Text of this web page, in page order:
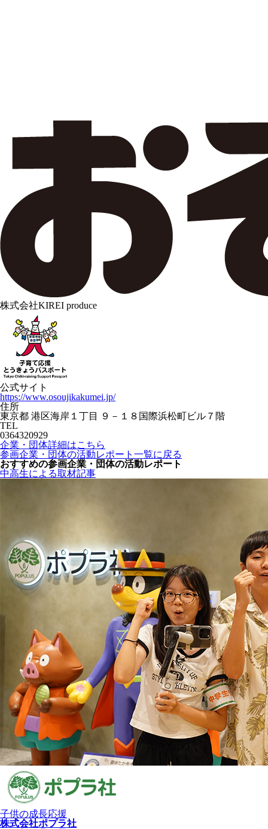
株式会社KIREI produce
公式サイト
https://www.osoujikakumei.jp/
住所
東京都 港区海岸１丁目 ９－１８国際浜松町ビル７階
TEL
0364320929
企業・団体詳細はこちら
参画企業・団体の活動レポート一覧に戻る
おすすめの参画企業・団体の活動レポート
中高生による取材記事
子供の成長応援
株式会社ポプラ社